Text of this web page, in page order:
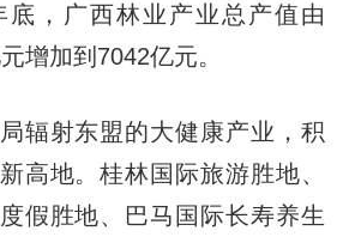
底，广西林业产业总产值由
增加到7042亿元。
射东盟的大健康产业，积
高地。桂林国际旅游胜地、
假胜地、巴马国际长寿养生